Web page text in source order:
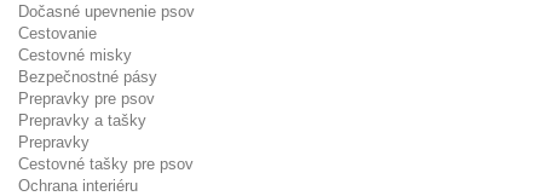
Dočasné upevnenie psov
Cestovanie
Cestovné misky
Bezpečnostné pásy
Prepravky pre psov
Prepravky a tašky
Prepravky
Cestovné tašky pre psov
Ochrana interiéru